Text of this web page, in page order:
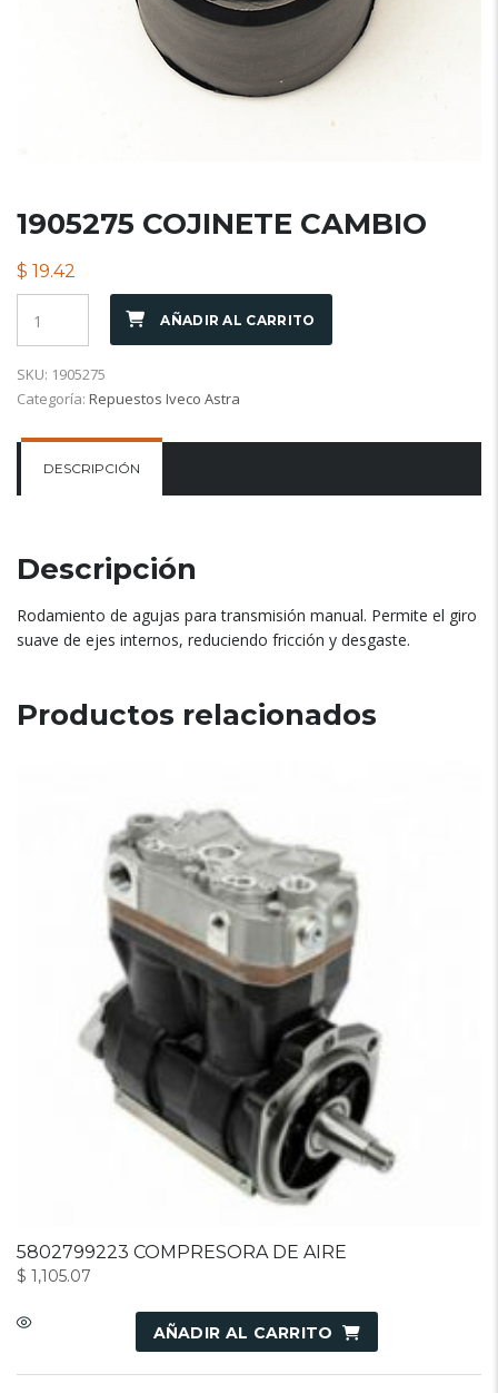
1905275 COJINETE CAMBIO
$ 19.42
AÑADIR AL CARRITO
SKU: 1905275
Categoría: Repuestos Iveco Astra
DESCRIPCIÓN
Descripción
Rodamiento de agujas para transmisión manual. Permite el giro
suave de ejes internos, reduciendo fricción y desgaste.
Productos relacionados
5802799223 COMPRESORA DE AIRE
$ 1,105.07
AÑADIR AL CARRITO